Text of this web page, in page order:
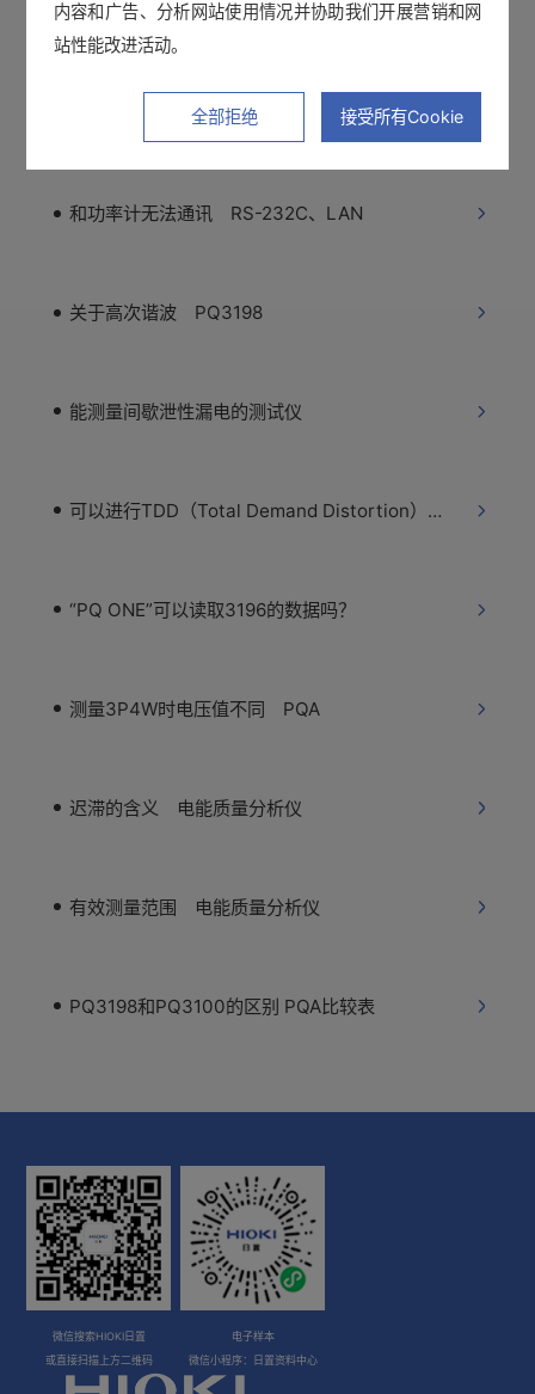
能知道谐波的流入和流出吗？
关于可以使用的SD卡
和功率计无法通讯 RS-232C、LAN
关于高次谐波 PQ3198
能测量间歇泄性漏电的测试仪
可以进行TDD（Total Demand Distortion）的测量吗？
“PQ ONE”可以读取3196的数据吗？
测量3P4W时电压值不同 PQA
迟滞的含义 电能质量分析仪
有效测量范围 电能质量分析仪
PQ3198和PQ3100的区别 PQA比较表
微信搜索HIOKI日置
或直接扫描上方二维码
电子样本
微信小程序：日置资料中心
内容和广告、分析网站使用情况并协助我们开展营销和网
站性能改进活动。
全部拒绝 接受所有Cookie